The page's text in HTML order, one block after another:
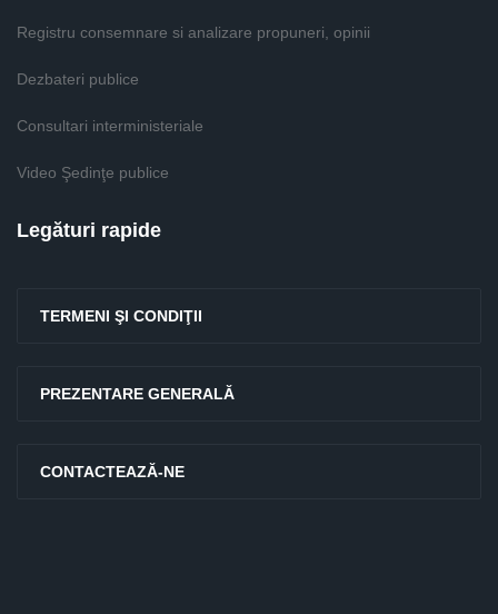
Registru consemnare si analizare propuneri, opinii
Dezbateri publice
Consultari interministeriale
Video Şedinţe publice
Legături rapide
TERMENI ŞI CONDIŢII
PREZENTARE GENERALĂ
CONTACTEAZĂ-NE